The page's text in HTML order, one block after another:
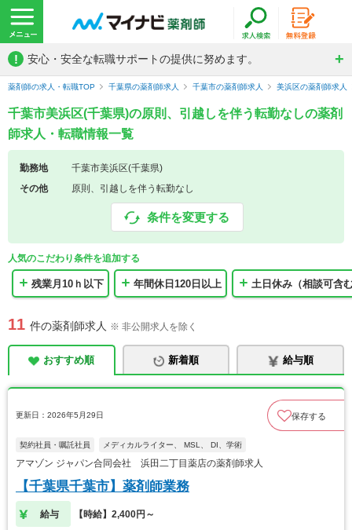
! 安心・安全な転職サポートの提供に努めます。
薬剤師の求人・転職TOP 千葉県の薬剤師求人 千葉市の薬剤師求人 美浜区の薬剤師求人
千葉市美浜区(千葉県)の原則、引越しを伴う転勤なしの薬剤
師求人・転職情報一覧
勤務地
千葉市美浜区(千葉県)
その他
原則、引越しを伴う転勤なし
条件を変更する
人気のこだわり条件を追加する
残業月10ｈ以下 年間休日120日以上 土日休み（相談可含
11 件の薬剤師求人 ※ 非公開求人を除く
おすすめ順 新着順 給与順
更新日：2026年5月29日 保存する
契約社員・嘱託社員 メディカルライター、 MSL、 DI、学術
アマゾン ジャパン合同会社 浜田二丁目薬店の薬剤師求人
【千葉県千葉市】薬剤師業務
給与 【時給】2,400円～